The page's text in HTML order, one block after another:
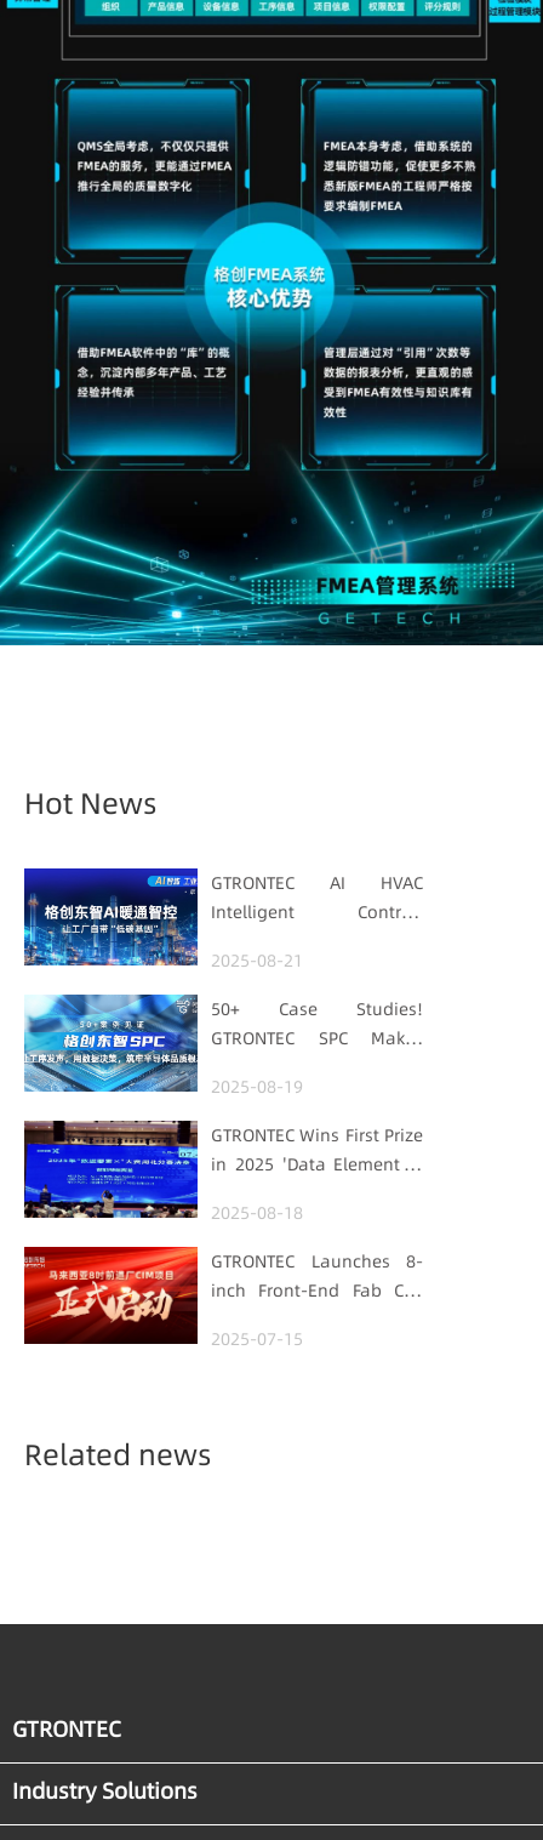
Hot News
GTRONTEC AI HVAC
Intelligent Control:
with "Low-Carbon DNA"
2025-08-21
50+ Case Studies!
GTRONTEC SPC Makes
Data for Decisions,
Strengthens
Semiconductor Quality
2025-08-19
GTRONTEC Wins First Prize
in 2025 'Data Element ×'
Manufacturing Track
2025-08-18
GTRONTEC Launches 8-
inch Front-End Fab CIM
Empowering Global
2025-07-15
Related news
GTRONTEC
Industry Solutions